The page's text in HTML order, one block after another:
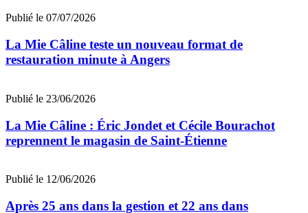
Publié le 07/07/2026
La Mie Câline teste un nouveau format de
restauration minute à Angers
Publié le 23/06/2026
La Mie Câline : Éric Jondet et Cécile Bourachot
reprennent le magasin de Saint-Étienne
Publié le 12/06/2026
Après 25 ans dans la gestion et 22 ans dans